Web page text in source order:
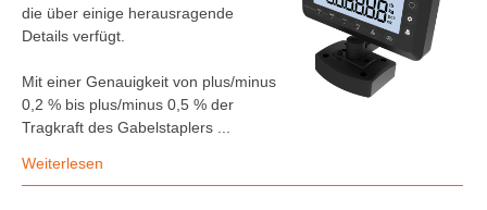
die über einige herausragende
Details verfügt.
Mit einer Genauigkeit von plus/minus
0,2 % bis plus/minus 0,5 % der
Tragkraft des Gabelstaplers ...
Weiterlesen